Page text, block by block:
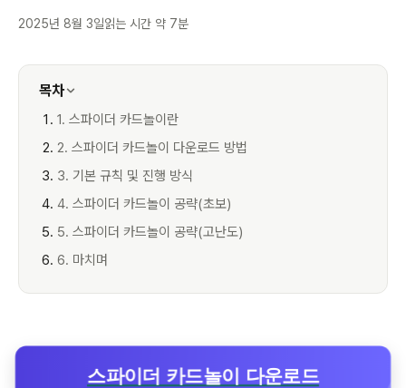
2025년 8월 3일읽는 시간 약 7분
목차
1. 스파이더 카드놀이란
2. 스파이더 카드놀이 다운로드 방법
3. 기본 규칙 및 진행 방식
4. 스파이더 카드놀이 공략(초보)
5. 스파이더 카드놀이 공략(고난도)
6. 마치며
스파이더 카드놀이 다운로드